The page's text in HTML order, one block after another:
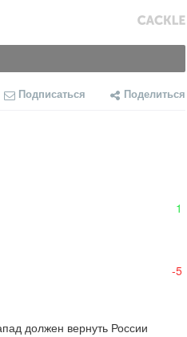
Подписаться Поделиться
1
-5
должен вернуть России